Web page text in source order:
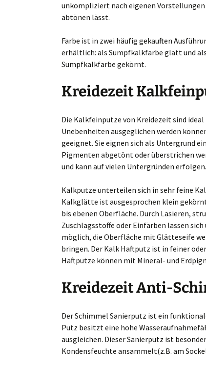
unkompliziert nach eigenen Vorstellungen
abtönen lässt.
Farbe ist in zwei häufig gekauften
erhältlich: als Sumpfkalkfarbe glatt und als
Sumpfkalkfarbe gekörnt.
Kreidezeit
Die Kalkfeinputze von Kreidezeit sind
Unebenheiten ausgeglichen werden
geeignet. Sie eignen sich als Untergrund
Pigmenten abgetönt oder überstrichen
und kann auf vielen Untergründen erfolgen.
Kalkputze unterteilen sich in sehr feine
Kalkglätte ist ausgesprochen klein
bis ebenen Oberfläche. Durch Lasieren,
Zuschlagsstoffe oder Einfärben lassen
möglich, die Oberfläche mit Glätteseife
bringen. Der Kalk Haftputz ist in feiner
Haftputze können mit Mineral- und
Kreidezeit Anti-
Der Schimmel Sanierputz ist ein
Putz besitzt eine hohe
ausgleichen. Dieser Sanierputz ist
Kondensfeuchte ansammelt(z.B. am